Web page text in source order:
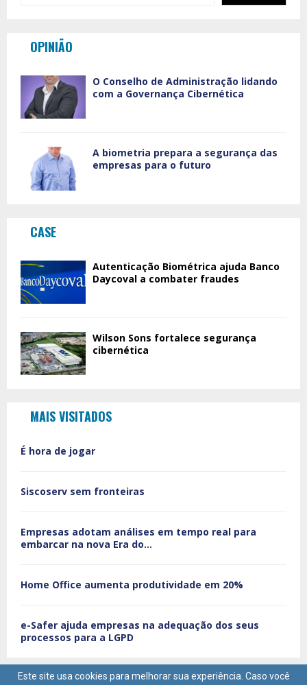
OPINIÃO
O Conselho de Administração lidando
com a Governança Cibernética
A biometria prepara a segurança das
empresas para o futuro
CASE
Autenticação Biométrica ajuda Banco
Daycoval a combater fraudes
Wilson Sons fortalece segurança
cibernética
MAIS VISITADOS
É hora de jogar
Siscoserv sem fronteiras
Empresas adotam análises em tempo real para
embarcar na nova Era do...
Home Office aumenta produtividade em 20%
e-Safer ajuda empresas na adequação dos seus
processos para a LGPD
Este site usa cookies para melhorar sua experiência. Caso você